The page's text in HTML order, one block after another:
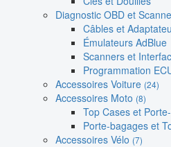
Diagnostic OBD et
Câbles et
Émulateurs AdBlue
Scanners et
Programmation
Accessoires Voiture (24)
Accessoires Moto (8)
Top Cases et
Porte-bagages et
Accessoires Vélo (7)